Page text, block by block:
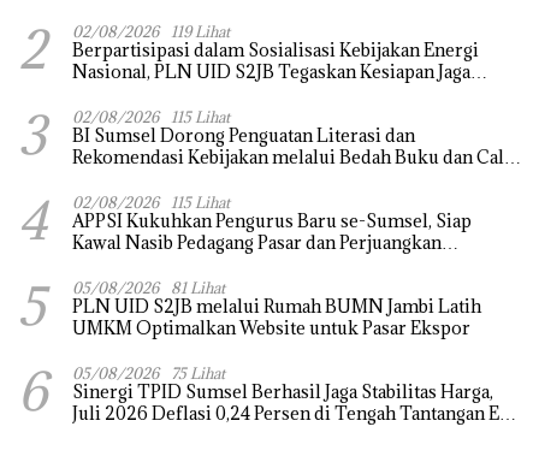
Inflasi
2 02/08/2026 119 Lihat
Berpartisipasi dalam Sosialisasi Kebijakan Energi
Nasional, PLN UID S2JB Tegaskan Kesiapan Jaga
3 02/08/2026 115 Lihat
BI Sumsel Dorong Penguatan Literasi dan
Rekomendasi Kebijakan melalui Bedah Buku dan Call
2026
4 02/08/2026 115 Lihat
APPSI Kukuhkan Pengurus Baru se-Sumsel, Siap
Kawal Nasib Pedagang Pasar dan Perjuangkan
5 05/08/2026 81 Lihat
PLN UID S2JB melalui Rumah BUMN Jambi Latih
UMKM Optimalkan Website untuk Pasar Ekspor
6 05/08/2026 75 Lihat
Sinergi TPID Sumsel Berhasil Jaga Stabilitas Harga,
Juli 2026 Deflasi 0,24 Persen di Tengah Tantangan El